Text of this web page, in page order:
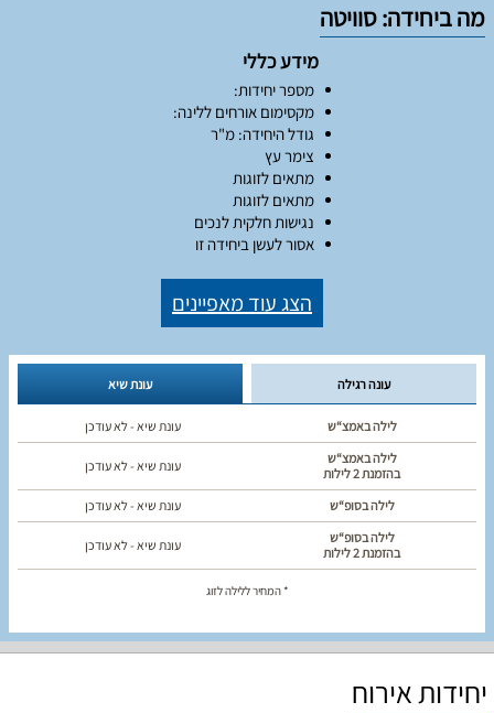
עונת שיא עונה רגילה
לילה באמצ“ש
עונת שיא - לא עודכן
לילה באמצ“ש
בהזמנת 2 לילות
עונת שיא - לא עודכן
לילה בסופ“ש
עונת שיא - לא עודכן
לילה בסופ“ש
בהזמנת 2 לילות
עונת שיא - לא עודכן
* המחיר ללילה לזוג
מה ביחידה: סוויטה
מידע כללי
מספר יחידות:
מקסימום אורחים ללינה:
גודל היחידה: מ"ר
צימר עץ
מתאים לזוגות
מתאים לזוגות
נגישות חלקית לנכים
אסור לעשן ביחידה זו
הצג עוד מאפיינים
יחידות אירוח